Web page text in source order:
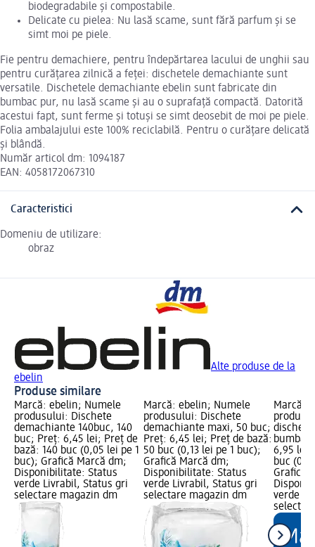
biodegradabile și compostabile.
Delicate cu pielea: Nu lasă scame, sunt fără parfum și se
simt moi pe piele.
Fie pentru demachiere, pentru îndepărtarea lacului de unghii sau
pentru curățarea zilnică a feței: dischetele demachiante sunt
versatile. Dischetele demachiante ebelin sunt fabricate din
bumbac pur, nu lasă scame și au o suprafață compactă. Datorită
acestui fapt, sunt ferme și totuși se simt deosebit de moi pe piele.
Folia ambalajului este 100% reciclabilă. Pentru o curățare delicată
și blândă.
Număr articol dm: 1094187
EAN: 4058172067310
Caracteristici
Domeniu de utilizare:
obraz
Alte produse de la
ebelin
Produse similare
Marcă: ebelin; Numele
produsului: Dischete
demachiante 140buc, 140
buc; Preț: 6,45 lei; Preț de
bază: 140 buc (0,05 lei pe 1
buc); Grafică Marcă dm;
Disponibilitate: Status
verde Livrabil, Status gri
selectare magazin dm
Marcă: ebelin; Numele
produsului: Dischete
demachiante maxi, 50 buc;
Preț: 6,45 lei; Preț de bază:
50 buc (0,13 lei pe 1 buc);
Grafică Marcă dm;
Disponibilitate: Status
verde Livrabil, Status gri
selectare magazin dm
Marcă:
6,95 lei;
buc
Grafică
verde